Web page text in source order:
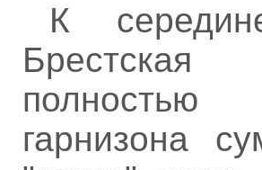
К
полностью
гарнизона